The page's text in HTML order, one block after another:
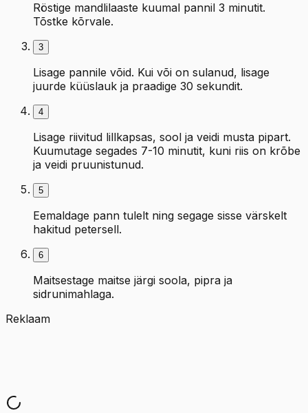
Röstige mandlilaaste kuumal pannil 3 minutit.
Tõstke kõrvale.
3
Lisage pannile võid. Kui või on sulanud, lisage
juurde küüslauk ja praadige 30 sekundit.
4
Lisage riivitud lillkapsas, sool ja veidi musta pipart.
Kuumutage segades 7-10 minutit, kuni riis on krõbe
ja veidi pruunistunud.
5
Eemaldage pann tulelt ning segage sisse värskelt
hakitud petersell.
6
Maitsestage maitse järgi soola, pipra ja
sidrunimahlaga.
Reklaam